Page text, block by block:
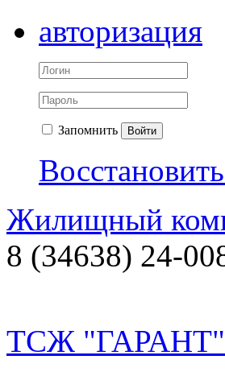
авторизация
Запомнить Войти
Жилищный
8 (34638) 24-
ТСЖ "ГАРАНТ"